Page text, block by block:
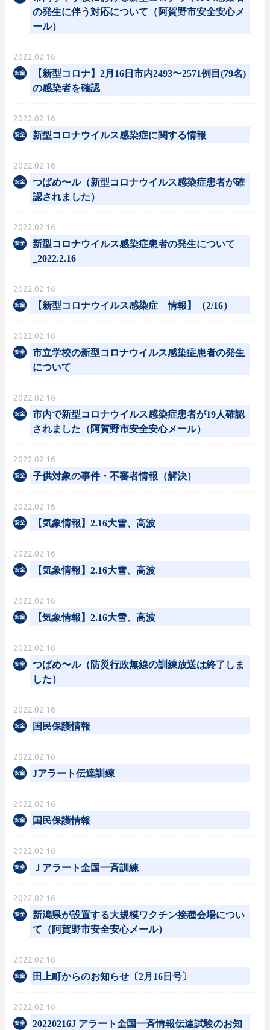
の発生に伴う対応について（阿賀野市安全安心メ
ール）
2022.02.16
【新型コロナ】2月16日市内2493〜2571例目(79名)
の感染者を確認
2022.02.16
新型コロナウイルス感染症に関する情報
2022.02.16
つばめ〜ル（新型コロナウイルス感染症患者が確
認されました）
2022.02.16
新型コロナウイルス感染症患者の発生について
_2022.2.16
2022.02.16
【新型コロナウイルス感染症 情報】（2/16）
2022.02.16
市立学校の新型コロナウイルス感染症患者の発生
について
2022.02.16
市内で新型コロナウイルス感染症患者が19人確認
されました（阿賀野市安全安心メール）
2022.02.16
子供対象の事件・不審者情報（解決）
2022.02.16
【気象情報】2.16大雪、高波
2022.02.16
【気象情報】2.16大雪、高波
2022.02.16
【気象情報】2.16大雪、高波
2022.02.16
つばめ〜ル（防災行政無線の訓練放送は終了しま
した）
2022.02.16
国民保護情報
2022.02.16
Jアラート伝達訓練
2022.02.16
国民保護情報
2022.02.16
Ｊアラート全国一斉訓練
2022.02.16
新潟県が設置する大規模ワクチン接種会場につい
て（阿賀野市安全安心メール）
2022.02.16
田上町からのお知らせ〔2月16日号〕
2022.02.16
20220216J アラート全国一斉情報伝達試験のお知